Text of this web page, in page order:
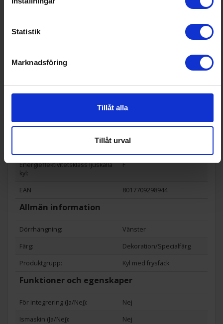
Statistik
Marknadsföring
Tillåt alla
Tillåt urval
r):
Högsta omgivningstemperatur
Vinterinställning:
Nej
4
Snabbinfrysningsfunktion (Ja/N
Nej
Energieffektivitetsklass ljuskälla
kyl:
F
EAN 8017709298944
Allmän information
Dörrhängning:
Vänster
Färg:
Dekoration/Specialfärg
Produktgrupp:
Kyl med frysfack
Funktioner och egenskaper
För integrering (Ja/Nej):
Nej
Ismaskin (Ja/Nej):
Nej